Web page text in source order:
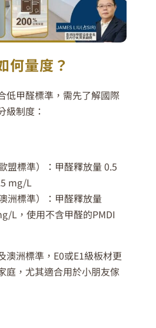
何量度？
低甲醛標準，需先了解國際
級制度：
盟標準）：甲醛釋放量 0.5
mg/L
洲標準）：甲醛釋放量
L，使用不含甲醛的PMDI
澳洲標準，E0或E1級板材更
庭，尤其適合用於小朋友傢